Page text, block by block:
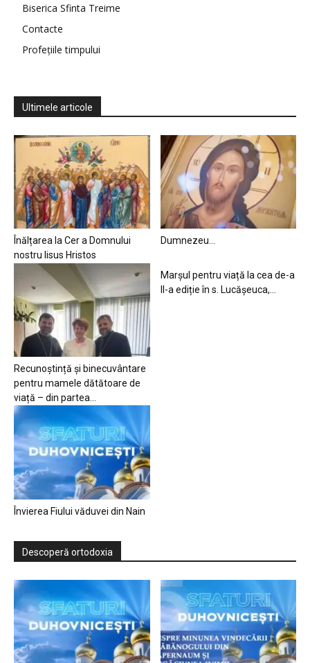
Biserica Sfinta Treime
Contacte
Profețiile timpului
Ultimele articole
Înălțarea la Cer a Domnului
nostru Iisus Hristos
Dumnezeu…
Recunoștință și binecuvântare
pentru mamele dătătoare de
viață – din partea...
Marșul pentru viață la cea de-a
II-a ediție în s. Lucășeuca,...
Învierea Fiului văduvei din Nain
Descoperă ortodoxia